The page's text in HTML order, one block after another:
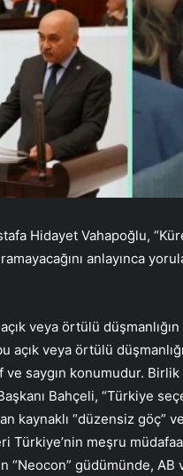
Hidayet Vahapoğlu,
anlayınca
veya örtülü
açık veya örtülü
ve saygın konumudur.
Bahçeli, “Türkiye
kaynaklı “düzensiz göç”
Türkiye’nin meşru
“Neocon” güdümünde,